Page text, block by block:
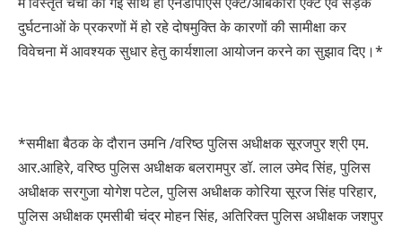
दुर्घटनाओं के प्रकरणों में हो रहे दोषमुक्ति के कारणों की सामीक्षा कर
विवेचना में आवश्यक सुधार हेतु कार्यशाला आयोजन करने का सुझाव दिए।*
*समीक्षा बैठक के दौरान उमनि /वरिष्ठ पुलिस अधीक्षक सूरजपुर श्री एम.
आर.आहिरे, वरिष्ठ पुलिस अधीक्षक बलरामपुर डॉ. लाल उमेद सिंह, पुलिस
अधीक्षक सरगुजा योगेश पटेल, पुलिस अधीक्षक कोरिया सूरज सिंह परिहार,
पुलिस अधीक्षक एमसीबी चंद्र मोहन सिंह, अतिरिक्त पुलिस अधीक्षक जशपुर